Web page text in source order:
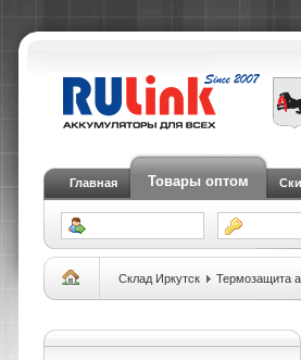
Главная Товары оптом
Склад Иркутск Термозащита